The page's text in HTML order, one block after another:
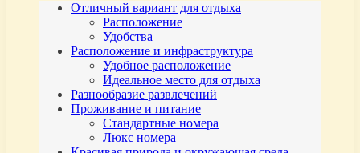
Отличный вариант для отдыха
Расположение
Удобства
Расположение и инфраструктура
Удобное расположение
Идеальное место для отдыха
Разнообразие развлечений
Проживание и питание
Стандартные номера
Люкс номера